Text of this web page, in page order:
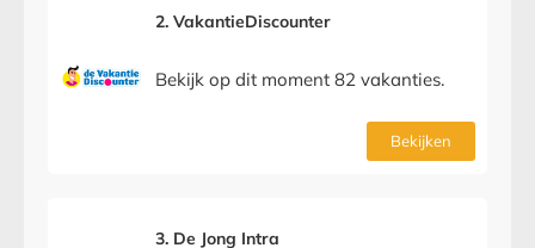
2. VakantieDiscounter
Bekijk op dit moment 82 vakanties.
Bekijken
3. De Jong Intra